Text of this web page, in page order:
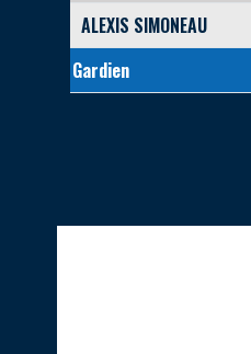
ALEXIS SIMONEAU
Gardien